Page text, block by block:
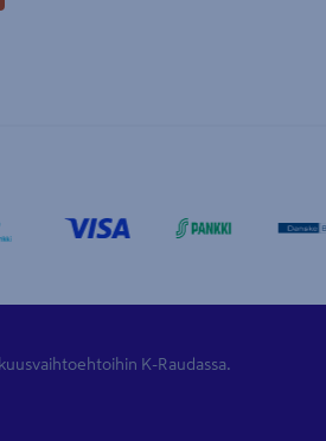
K-Raudassa.